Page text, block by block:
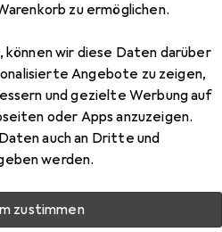
zu ermöglichen.
können wir diese Daten darüber
Angebote zu zeigen,
und gezielte Werbung auf
oder Apps anzuzeigen.
auch an Dritte und
werden.
zustimmen
LoopEnergy
zum Produkt Verico
Batterie Zubehör.